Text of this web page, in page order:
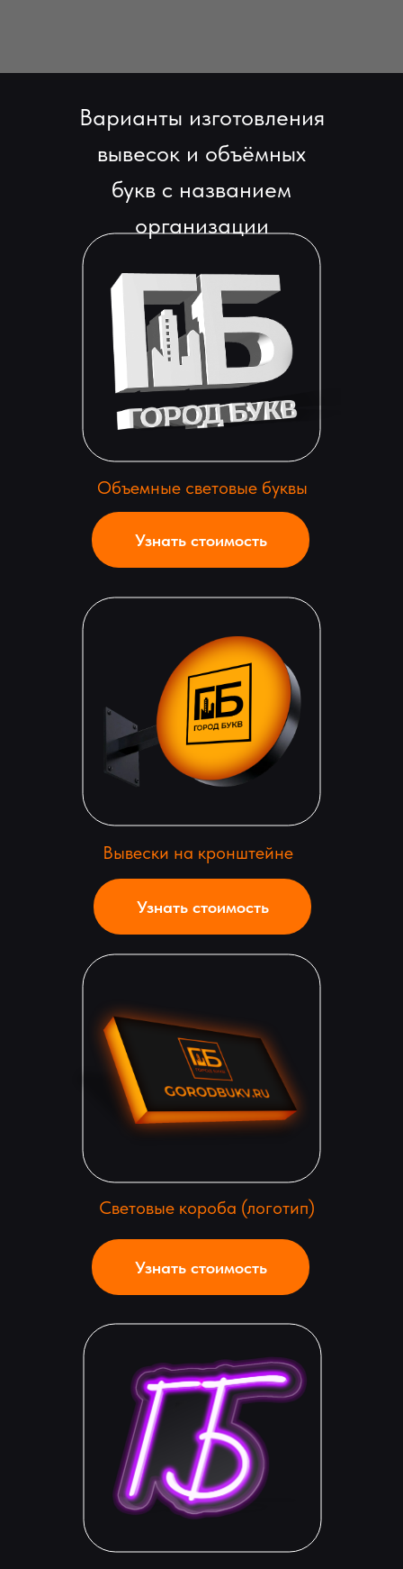
Варианты изготовления
вывесок и объёмных
букв с названием
организации
Объемные световые буквы
Световые короба (логотип)
Вывески на кронштейне
Узнать стоимость
Узнать стоимость
Узнать стоимость